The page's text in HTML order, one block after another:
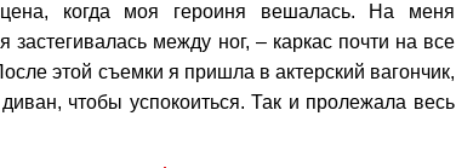
когда моя героиня вешалась. На меня
застегивалась между ног, – каркас почти на все
этой съемки я пришла в актерский вагончик,
чтобы успокоиться. Так и пролежала весь